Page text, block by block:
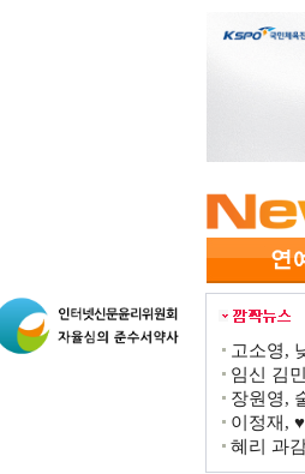
고소영,
임신 김
장원영,
이정재,
혜리 과